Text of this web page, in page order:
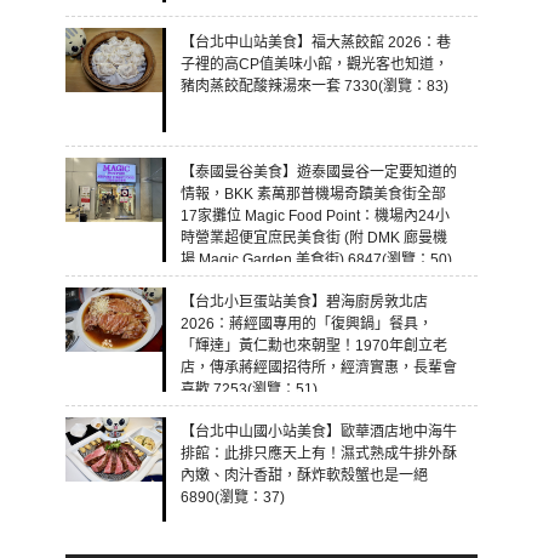
【台北中山站美食】福大蒸餃館 2026：巷
子裡的高CP值美味小館，觀光客也知道，
豬肉蒸餃配酸辣湯來一套 7330(瀏覽：83)
【泰國曼谷美食】遊泰國曼谷一定要知道的
情報，BKK 素萬那普機場奇蹟美食街全部
17家攤位 Magic Food Point：機場內24小
時營業超便宜庶民美食街 (附 DMK 廊曼機
場 Magic Garden 美食街) 6847(瀏覽：50)
【台北小巨蛋站美食】碧海廚房敦北店
2026：蔣經國專用的「復興鍋」餐具，
「輝達」黃仁勳也來朝聖！1970年創立老
店，傳承蔣經國招待所，經濟實惠，長輩會
喜歡 7253(瀏覽：51)
【台北中山國小站美食】歐華酒店地中海牛
排館：此排只應天上有！濕式熟成牛排外酥
內嫩、肉汁香甜，酥炸軟殼蟹也是一絕
6890(瀏覽：37)